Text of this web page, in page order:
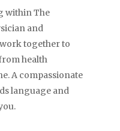
within The
and
together to
health
A compassionate
language and